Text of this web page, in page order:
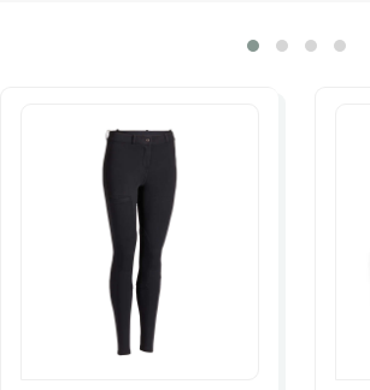
emoții. Inspiră-